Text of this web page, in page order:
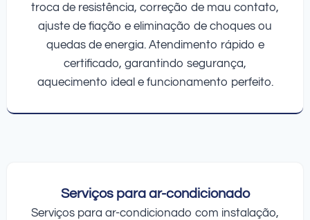
troca de resistência, correção de mau contato,
ajuste de fiação e eliminação de choques ou
quedas de energia. Atendimento rápido e
certificado, garantindo segurança,
aquecimento ideal e funcionamento perfeito.
Serviços para ar-condicionado
Serviços para ar-condicionado com instalação,